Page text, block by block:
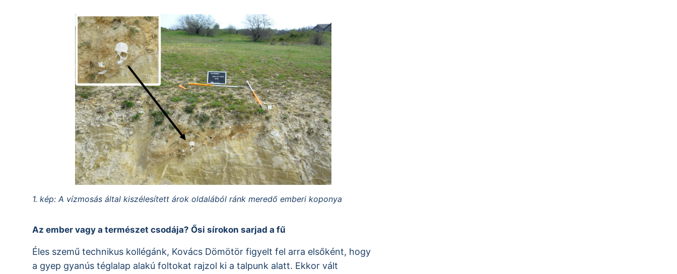
1. kép: A vízmosás által kiszélesített árok oldalából ránk meredő emberi koponya
Az ember vagy a természet csodája? Ősi sírokon sarjad a fű
Éles szemű technikus kollégánk, Kovács Dömötör figyelt fel arra elsőként, hogy
a gyep gyanús téglalap alakú foltokat rajzol ki a talpunk alatt. Ekkor vált